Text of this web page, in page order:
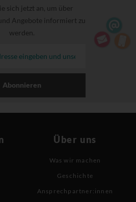
sich jetzt an, um über
Angebote informiert zu
werden.
Abonnieren
Über uns
Was wir machen
Geschichte
Ansprechpartner:innen